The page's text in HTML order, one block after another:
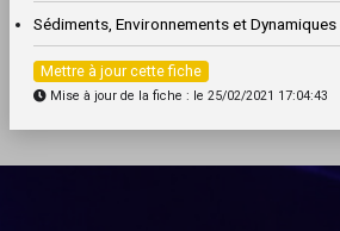
Sédiments, Environnements et
Mettre à jour cette fiche
Mise à jour de la fiche : le 25/02/2021 17:04:43